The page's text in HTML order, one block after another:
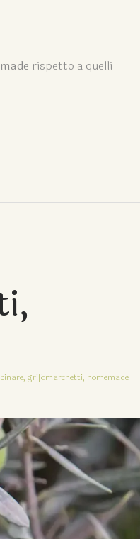
rispetto a quelli
grifomarchetti, homemade